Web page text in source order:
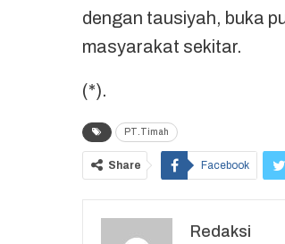
dengan tausiyah, buka
masyarakat sekitar.
(*).
PT.Timah
Share Facebook
Redaksi